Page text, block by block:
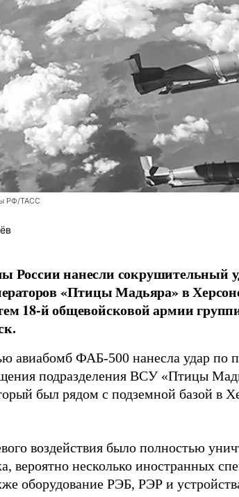
РФ/ТАСС
России нанесли сокрушительный
«Птицы Мадьяра» в
18-й общевойсковой армии
авиабомб ФАБ-500 нанесла удар по
подразделения ВСУ «Птицы
был рядом с подземной базой в
воздействия было полностью
вероятно несколько иностранных
оборудование РЭБ, РЭР и